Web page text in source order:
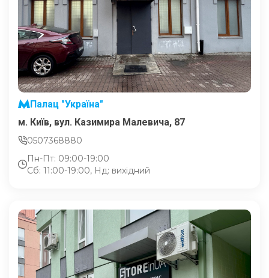
Палац "Україна"
м. Київ, вул. Казимира Малевича, 87
0507368880
Пн-Пт: 09:00-19:00
Сб: 11:00-19:00, Нд: вихідний